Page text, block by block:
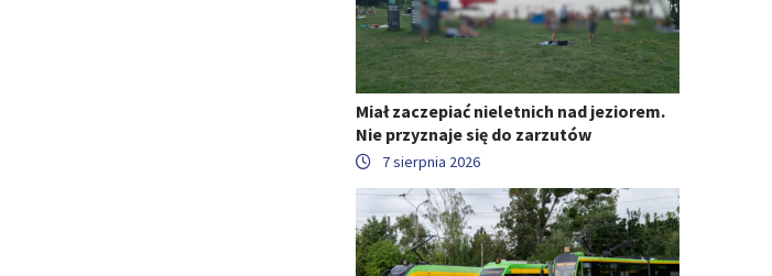
Miał zaczepiać nieletnich nad jeziorem.
Nie przyznaje się do zarzutów
7 sierpnia 2026